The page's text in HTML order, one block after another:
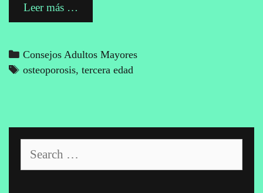
Leer más …
tratar
osteoporosis
la
Categories
Consejos Adultos Mayores
Tags
osteoporosis, tercera edad
for: